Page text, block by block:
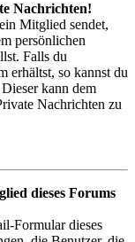
Nachrichten!
Mitglied sendet,
persönlichen
Falls du
erhältst, so kannst du
kann dem
Nachrichten zu
dieses Forums
Formular dieses